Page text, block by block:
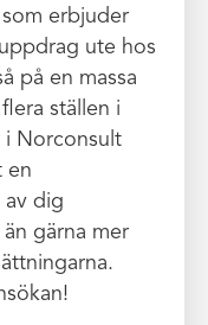
erbjuder
ute hos
på en massa
ställen i
i Norconsult
en
av dig
gärna mer